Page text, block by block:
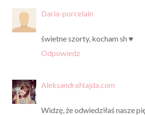
Daria-porcelain
świetne szorty, kocham sh ♥
Odpowiedz
AleksandraNajda.com
Widzę, że odwiedziłaś nasze